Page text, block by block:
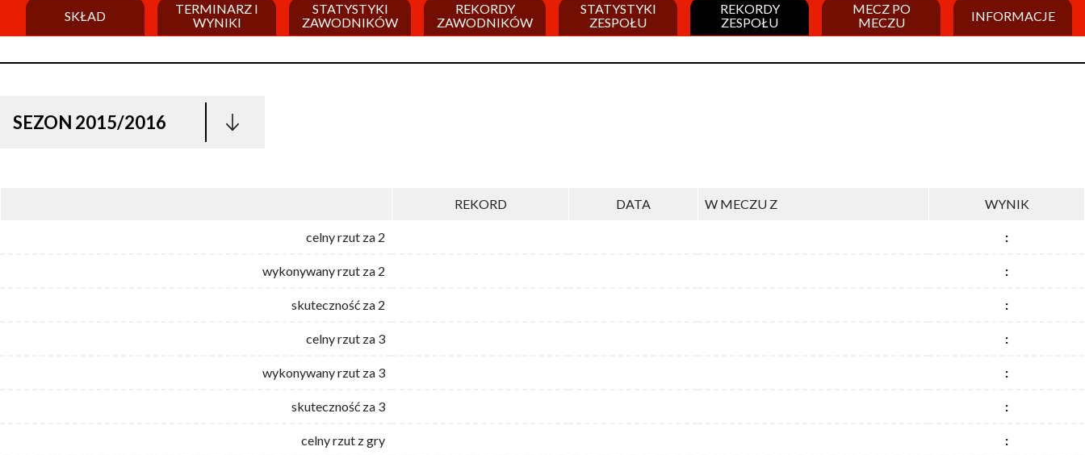
SKŁAD
TERMINARZ I
WYNIKI
STATYSTYKI
ZAWODNIKÓW
REKORDY
ZAWODNIKÓW
STATYSTYKI
ZESPOŁU
REKORDY
ZESPOŁU
MECZ PO
MECZU
INFORMACJE
SEZON 2015/2016
REKORD DATA W MECZU Z WYNIK
celny rzut za 2 :
wykonywany rzut za 2 :
skuteczność za 2 :
celny rzut za 3 :
wykonywany rzut za 3 :
skuteczność za 3 :
celny rzut z gry :